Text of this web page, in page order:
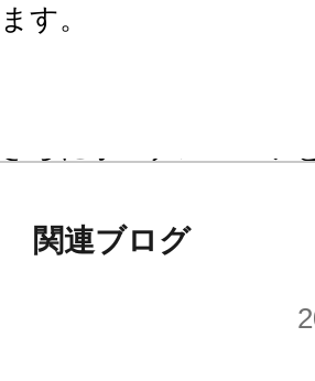
ます。
式の円形ブレードを楽
でお楽しみ頂けます。
■別売りの「外部ジェ
関連ブログ